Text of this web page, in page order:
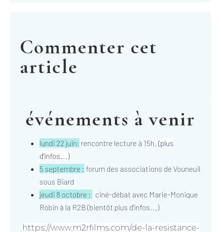
Commenter cet
article
événements à venir
lundi 22 juin: rencontre lecture à 15h. (plus
d'infos...)
5 septembre : forum des associations de Vouneuil
sous Biard
jeudi 8 octobre :
ciné-débat avec Marie-Monique
Robin à la R2B (bientôt plus d'infos...)
https://www.m2rfilms.com/de-la-resistance-